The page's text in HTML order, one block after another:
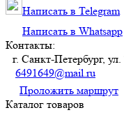
Написать в Telegram
Написать в Whatsapp
Контакты:
г. Санкт-Петербург,
6491649@mail.ru
Проложить маршрут
Каталог товаров